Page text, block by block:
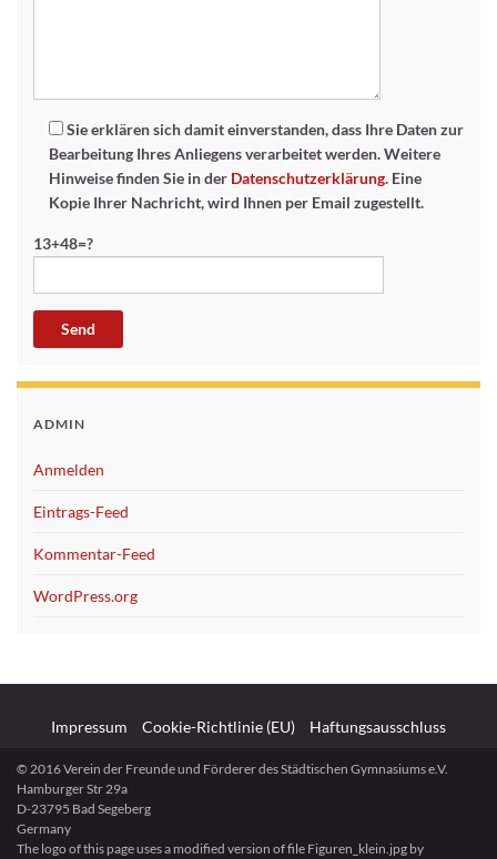
Sie erklären sich damit einverstanden, dass Ihre Daten zur
Bearbeitung Ihres Anliegens verarbeitet werden. Weitere
Hinweise finden Sie in der Datenschutzerklärung. Eine
Kopie Ihrer Nachricht, wird Ihnen per Email zugestellt.
13+48=?
ADMIN
Anmelden
Eintrags-Feed
Kommentar-Feed
WordPress.org
Impressum Cookie-Richtlinie (EU) Haftungsausschluss
© 2016 Verein der Freunde und Förderer des Städtischen Gymnasiums e.V.
Hamburger Str 29a
D-23795 Bad Segeberg
Germany
The logo of this page uses a modified version of file Figuren_klein.jpg by